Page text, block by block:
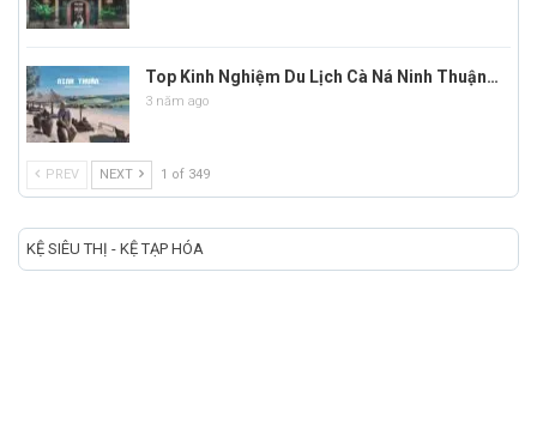
Top Kinh Nghiệm Du Lịch Cà Ná Ninh Thuận…
3 năm ago
PREV NEXT 1 of 349
KỆ SIÊU THỊ - KỆ TẠP HÓA